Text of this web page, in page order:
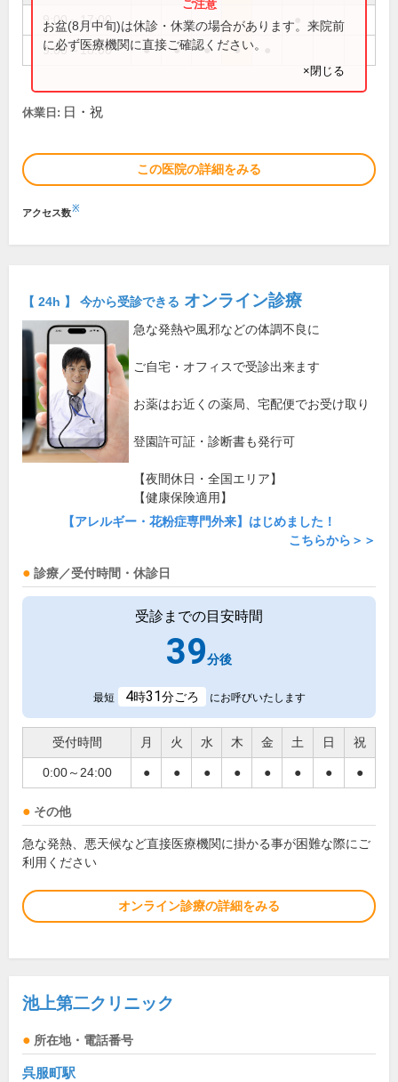
9:00～17:00
9:00～18:00 ● ● ● ●
お盆(8月中旬)は休診・休業の場合があります。来院前
に必ず医療機関に直接ご確認ください。
×閉じる
休業日: 日・祝
この医院の詳細をみる
アクセス数※
【 24h 】 今から受診できる オンライン診療
急な発熱や風邪などの体調不良に
ご自宅・オフィスで受診出来ます
お薬はお近くの薬局、宅配便でお受け取り
登園許可証・診断書も発行可
【夜間休日・全国エリア】
【健康保険適用】
【アレルギー・花粉症専門外来】はじめました！
こちらから＞＞
診療／受付時間・休診日
受診までの目安時間
39分後
最短 4時31分ごろ にお呼びいたします
受付時間 月 火 水 木 金 土 日 祝
0:00～24:00 ● ● ● ● ● ● ● ●
その他
急な発熱、悪天候など直接医療機関に掛かる事が困難な際にご
利用ください
オンライン診療の詳細をみる
池上第二クリニック
所在地・電話番号
呉服町駅